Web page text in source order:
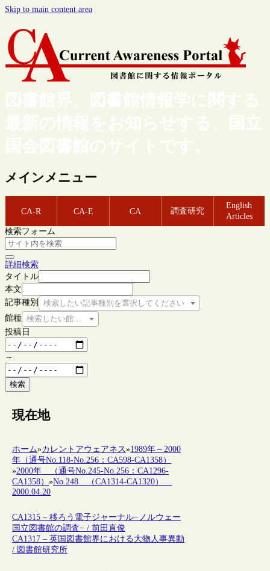
Skip to main content area
図書館界、図書館情報学に関する
最新の情報をお知らせする、国立
国会図書館のサイトです。
メインメニュー
CA-R CA-E CA 調査研究
English
Articles
検索フォーム
詳細検索
タイトル
本文
記事種別
検索したい記事種別を選択してください
館種 検索したい館種を選択してください
投稿日
～
検索
現在地
ホーム»カレントアウェアネス»1989年～2000
年（通号No.118-No.256：CA598-CA1358）
»2000年 （通号No.245-No.256：CA1296-
CA1358）»No.248 （CA1314-CA1320）
2000.04.20
CA1315 – 移ろう電子ジャーナル−ノルウェー
国立図書館の調査− / 前田直俊
CA1317 – 英国図書館界における大物人事異動
/ 図書館研究所